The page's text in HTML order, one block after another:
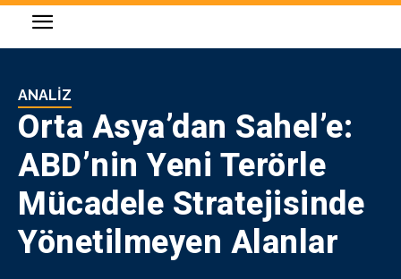
ANALIZ
Orta Asya’dan Sahel’e:
ABD’nin Yeni Terörle
Mücadele Stratejisinde
Yönetilmeyen Alanlar